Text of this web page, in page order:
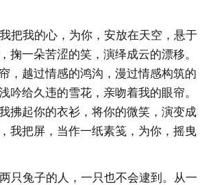
把我的心，为你，安放在天空，悬于
掬一朵苦涩的笑，演绎成云的漂移。
，越过情感的鸿沟，漫过情感构筑的
吟给久违的雪花，亲吻着我的眼帘。
拂起你的衣衫，将你的微笑，演变成
我把屏，当作一纸素笺，为你，摇曳
只兔子的人，一只也不会逮到。从一